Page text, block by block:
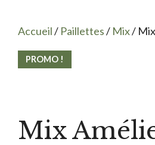
Accueil/ Paillettes/ Mix/
PROMO !
Mix